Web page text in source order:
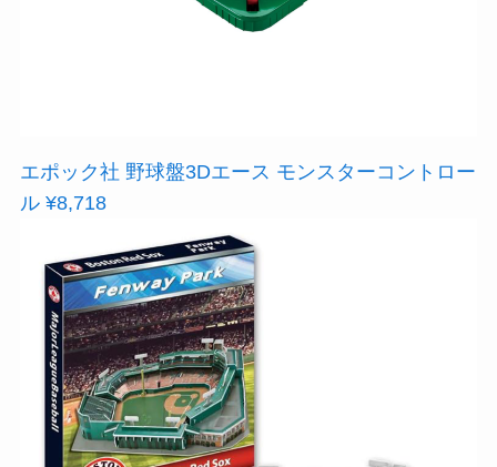
エポック社 野球盤3Dエース モンスターコントロー
ル ¥8,718